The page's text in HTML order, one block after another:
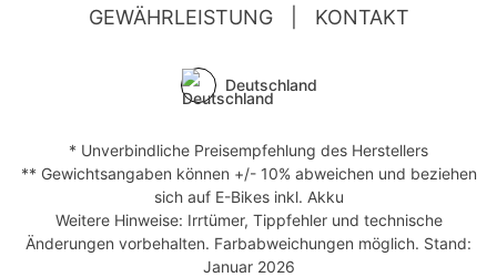
GEWÄHRLEISTUNG
KONTAKT
Deutschland
* Unverbindliche Preisempfehlung des Herstellers
** Gewichtsangaben können +/- 10% abweichen und beziehen
sich auf E-Bikes inkl. Akku
Weitere Hinweise: Irrtümer, Tippfehler und technische
Änderungen vorbehalten. Farbabweichungen möglich. Stand:
Januar 2026